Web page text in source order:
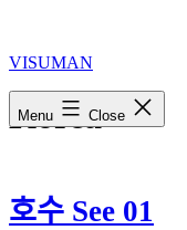
content
VISUMAN
Menu Close
Korea
호수 See 01